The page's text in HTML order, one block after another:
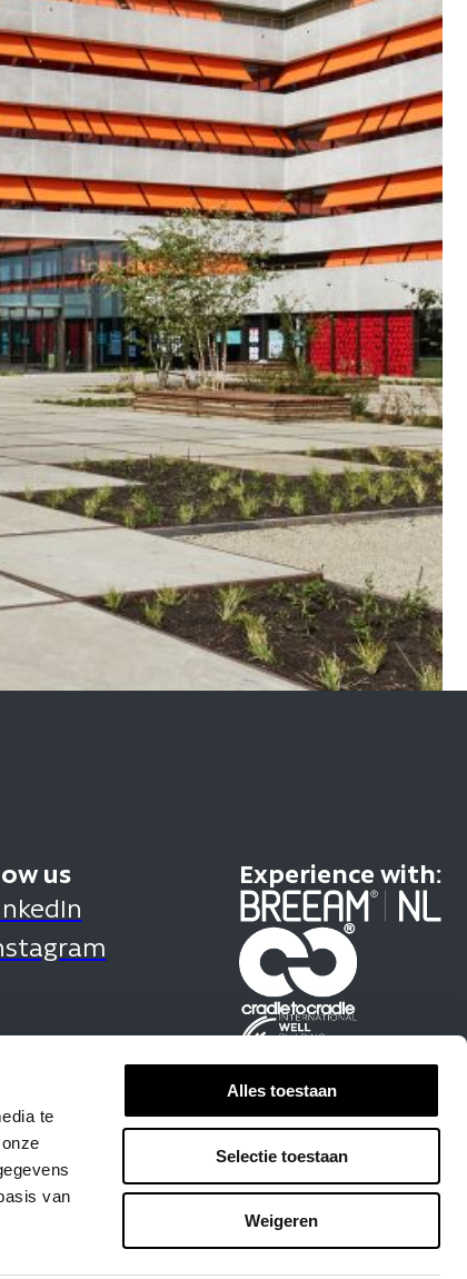
te
van
Alles toestaan
Selectie toestaan
Weigeren
us
Experience with:
terms and conditionsPrivacy statementCookies